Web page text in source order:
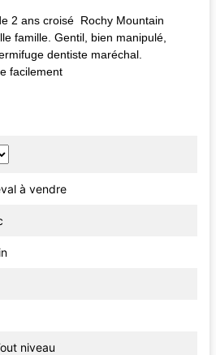
2 ans croisé Rochy Mountain
famille. Gentil, bien manipulé,
dentiste maréchal.
facilement
à vendre
niveau